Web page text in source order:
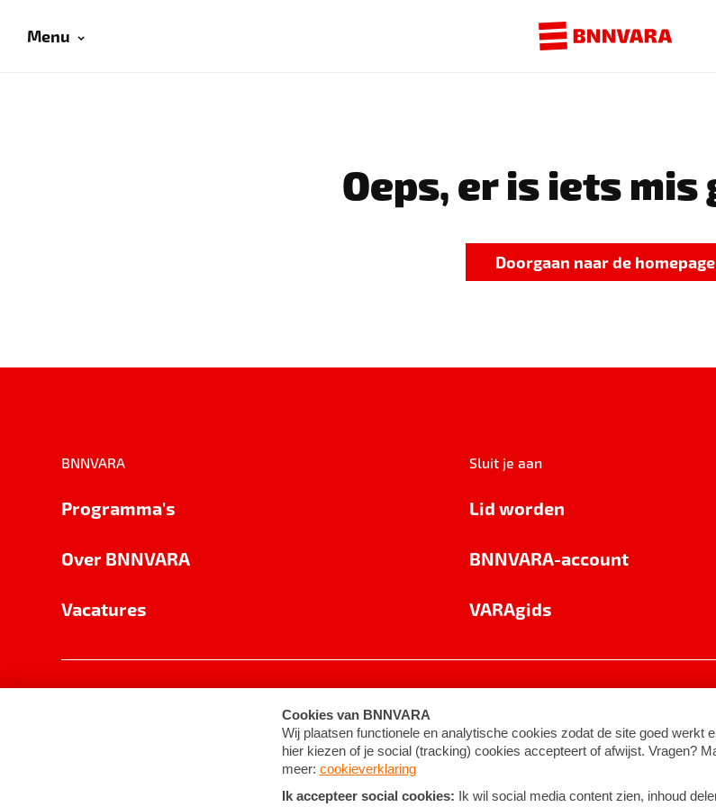
Menu
Oeps, er is iets mis
Doorgaan naar de homepage
BNNVARA
Programma's
Over BNNVARA
Vacatures
Sluit je aan
Lid worden
BNNVARA-account
VARAgids
Cookie-instellingen Algemene voorwaarden ©2026BNNVARA